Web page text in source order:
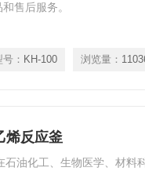
售后服务。
号： KH-100 浏览量：
烯反应釜
油化工、生物医学、材料